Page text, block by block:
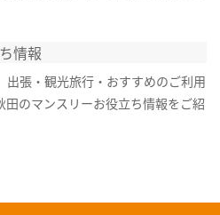
情報
出張・観光旅行・おすすめのご利用
田のマンスリーお役立ち情報をご紹